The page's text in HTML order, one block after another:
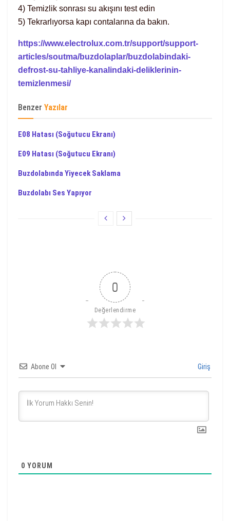
4) Temizlik sonrası su akışını test edin
5) Tekrarlıyorsa kapı contalarına da bakın.
https://www.electrolux.com.tr/support/support-
articles/soutma/buzdolaplar/buzdolabindaki-
defrost-su-tahliye-kanalindaki-deliklerinin-
temizlenmesi/
Benzer Yazılar
E08 Hatası (Soğutucu Ekranı)
E09 Hatası (Soğutucu Ekranı)
Buzdolabında Yiyecek Saklama
Buzdolabı Ses Yapıyor
0
Değerlendirme
Abone Ol Giriş
0 YORUM